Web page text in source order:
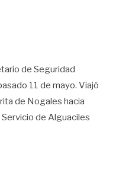
de Seguridad
11 de mayo. Viajó
de Nogales hacia
de Alguaciles